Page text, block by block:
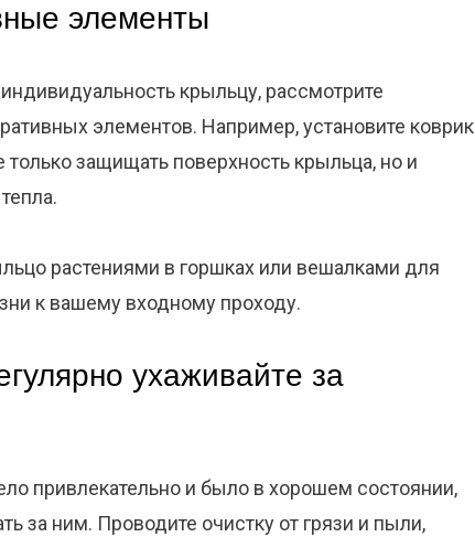
элементы
крыльцу, рассмотрите
элементов. Например, установите коврик
защищать поверхность крыльца, но и
растениями в горшках или вешалками для
к вашему входному проходу.
ухаживайте за
привлекательно и было в хорошем состоянии,
за ним. Проводите очистку от грязи и пыли,